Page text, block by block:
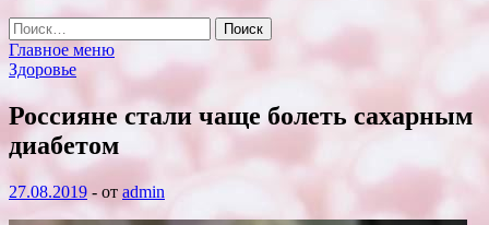
Найти:
Главное меню
Здоровье
Россияне стали чаще болеть сахарным
диабетом
27.08.2019 - от admin